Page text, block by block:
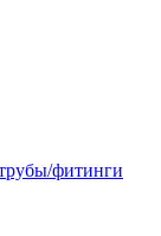
фитинги